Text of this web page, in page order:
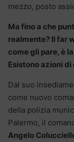
mezzo, posto
Ma fino a che
realmente? Il far
come gli pare, è
Esistono azioni
Dal suo
come nuovo
della polizia
Palermo, il
Angelo